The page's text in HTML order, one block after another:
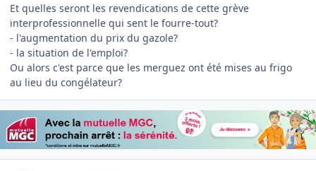
Et quelles seront les revendications de cette grève
interprofessionnelle qui sent le fourre-tout?
- l'augmentation du prix du gazole?
- la situation de l'emploi?
Ou alors c'est parce que les merguez ont été mises au frigo
au lieu du congélateur?